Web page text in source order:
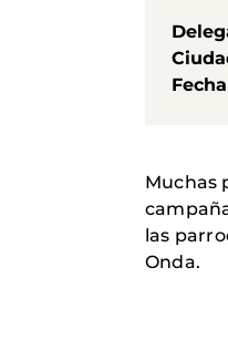
Muchas
las
Onda.